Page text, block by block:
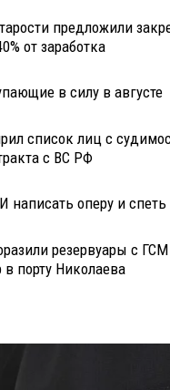
предложили
от заработка
в силу в августе
список лиц с
с ВС РФ
написать оперу и
резервуары с ГСМ
порту Николаева